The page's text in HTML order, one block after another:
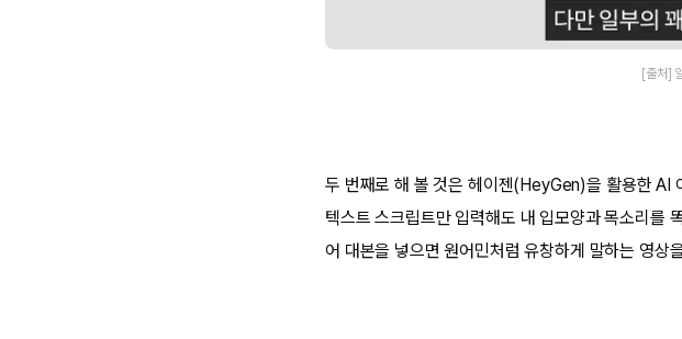
[출처]
두 번째로 해 볼 것은 헤이젠(HeyGen)을 활용한 AI
텍스트 스크립트만 입력해도 내 입모양과 목소리를
어 대본을 넣으면 원어민처럼 유창하게 말하는 영상